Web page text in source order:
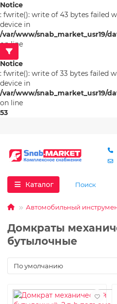
Notice
: fwrite(): write of 43 bytes failed
device in
/var/www/snab_market_usr19/
on line
53
Notice
: fwrite(): write of 33 bytes failed
device in
/var/www/snab_market_usr19/
on line
53
Каталог
Автомобильный
Домкраты
бутылочные